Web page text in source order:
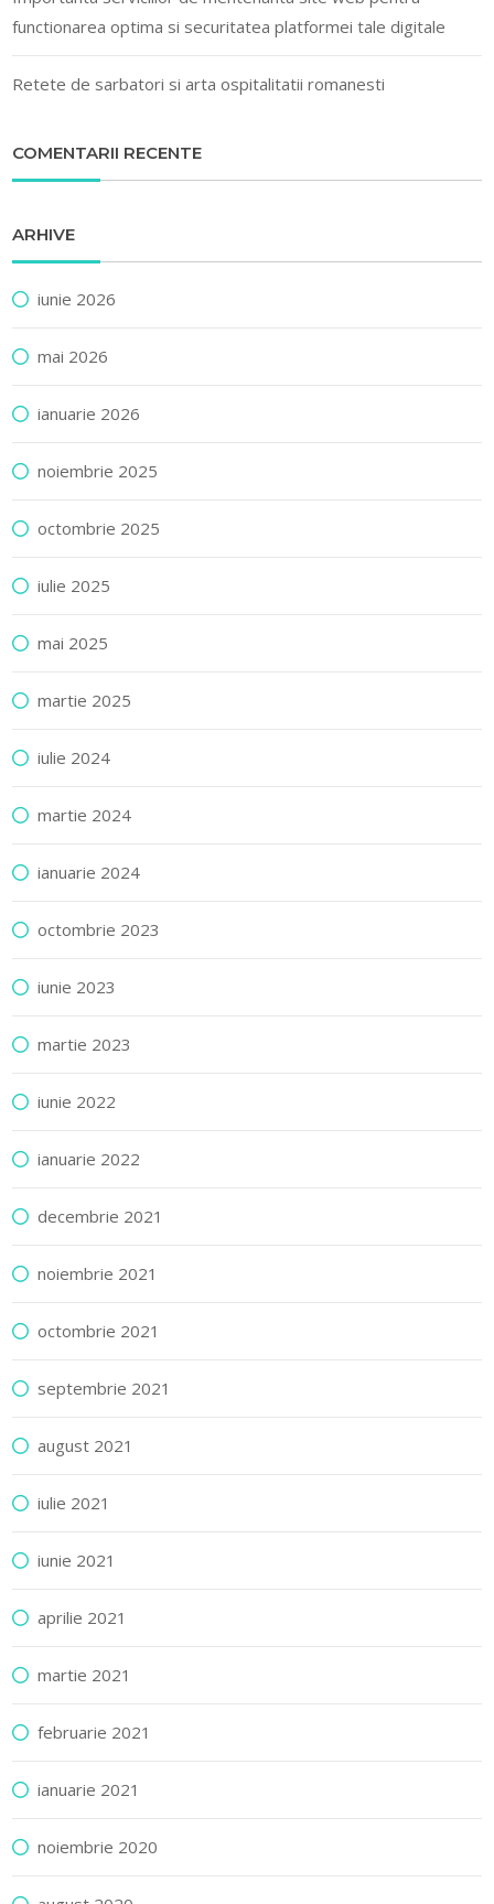
functionarea optima si securitatea platformei tale digitale
Retete de sarbatori si arta ospitalitatii romanesti
COMENTARII RECENTE
ARHIVE
iunie 2026
mai 2026
ianuarie 2026
noiembrie 2025
octombrie 2025
iulie 2025
mai 2025
martie 2025
iulie 2024
martie 2024
ianuarie 2024
octombrie 2023
iunie 2023
martie 2023
iunie 2022
ianuarie 2022
decembrie 2021
noiembrie 2021
octombrie 2021
septembrie 2021
august 2021
iulie 2021
iunie 2021
aprilie 2021
martie 2021
februarie 2021
ianuarie 2021
noiembrie 2020